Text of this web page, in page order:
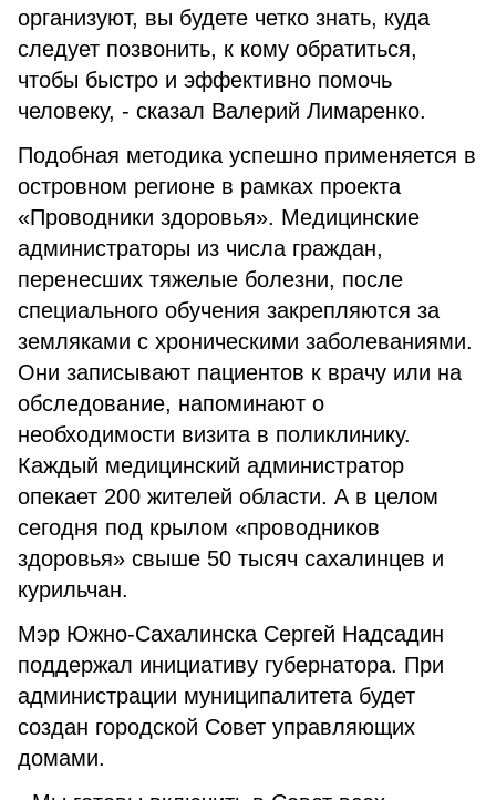
организуют, вы будете четко знать, куда
следует позвонить, к кому обратиться,
чтобы быстро и эффективно помочь
человеку, - сказал Валерий Лимаренко.
Подобная методика успешно применяется в
островном регионе в рамках проекта
«Проводники здоровья». Медицинские
администраторы из числа граждан,
перенесших тяжелые болезни, после
специального обучения закрепляются за
земляками с хроническими заболеваниями.
Они записывают пациентов к врачу или на
обследование, напоминают о
необходимости визита в поликлинику.
Каждый медицинский администратор
опекает 200 жителей области. А в целом
сегодня под крылом «проводников
здоровья» свыше 50 тысяч сахалинцев и
курильчан.
Мэр Южно-Сахалинска Сергей Надсадин
поддержал инициативу губернатора. При
администрации муниципалитета будет
создан городской Совет управляющих
домами.